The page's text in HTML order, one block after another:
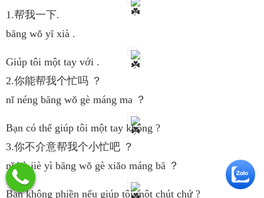
1.帮我一下.
bāng wǒ yī xià .
Giúp tôi một tay với .
2.你能帮我个忙吗 ？
nǐ néng bāng wǒ gè máng ma ？
Bạn có thể giúp tôi một tay không ?
3.你不介意帮我个小忙吧 ？
nǐ bù jiè yì bāng wǒ gè xiǎo máng bā ？
Bạn không phiền nếu giúp tôi một chút chứ ?